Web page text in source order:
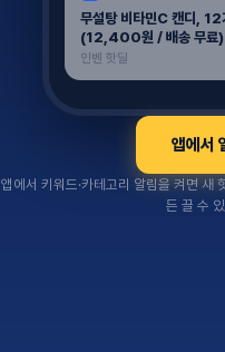
무설탕 비타민C 캔디,
(12,400원 / 배송 무료)
인벤 핫딜
앱에서
앱에서 키워드·카테고리 알림을 켜면 새
든 끌 수